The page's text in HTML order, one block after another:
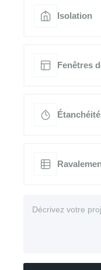
Isolation
Fenêtres
Étanchéité